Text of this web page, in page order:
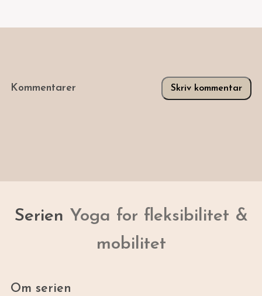
Kommentarer Skriv kommentar
Serien Yoga for fleksibilitet &
mobilitet
Om serien